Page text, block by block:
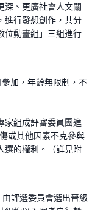
深、更廣社會人文關
進行發想創作，共分
位動畫組」三組進行
加，年齡無限制，不
家組成評審委員團進
或其他因素不克參與
選的權利。（詳見附
評選委員會選出晉級